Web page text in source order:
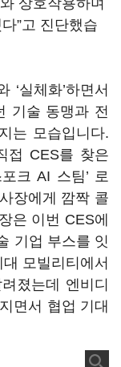
상호작용하며
”고 진단했습
‘실체화’하면서
기술 동맹과 전
는 모습입니다.
접 CES를 찾은
크 AI 스팀’ 로
장에게 깜짝 콜
은 이번 CES에
기업 부스를 잇
모빌리티에서
졌는데 엔비디
면서 협업 기대